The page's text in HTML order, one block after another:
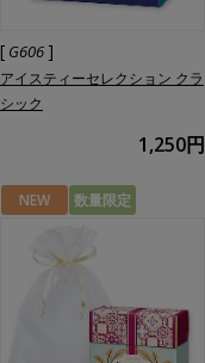
[ G606 ]
アイスティーセレクション クラ
シック
1,250円
NEW 数量限定